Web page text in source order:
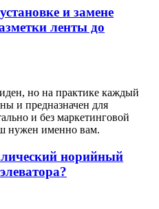
и замене
ленты до
но на практике каждый
и предназначен для
и без маркетинговой
нужен именно вам.
норийный